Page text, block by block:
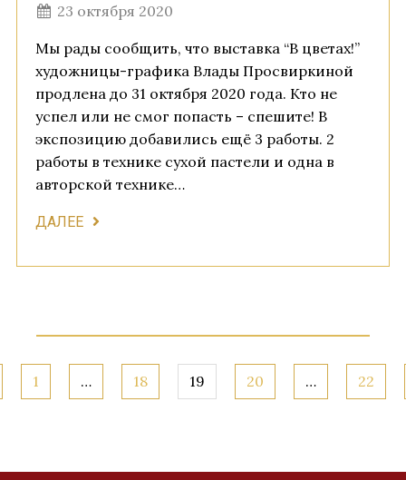
23 октября 2020
Мы рады сообщить, что выставка “В цветах!”
художницы-графика Влады Просвиркиной
продлена до 31 октября 2020 года. Кто не
успел или не смог попасть – спешите! В
экспозицию добавились ещё 3 работы. 2
работы в технике сухой пастели и одна в
авторской технике…
ДАЛЕЕ
1 … 18 19 20 … 22